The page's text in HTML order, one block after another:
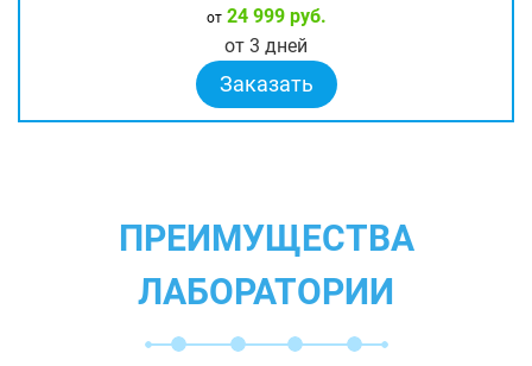
от24 999 руб.
от 3 дней
Заказать
ПРЕИМУЩЕСТВА
ЛАБОРАТОРИИ